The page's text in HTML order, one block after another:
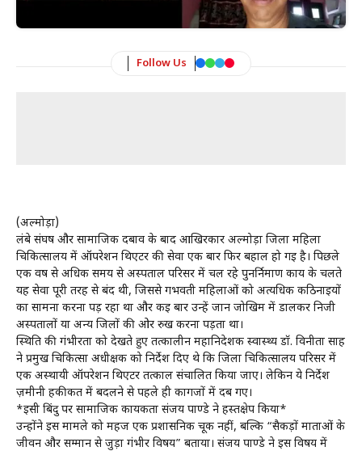
Follow Us
(अल्मोड़ा)
लंबे संघर्ष और सामाजिक दबाव के बाद आखिरकार अल्मोड़ा जिला महिला
चिकित्सालय में ऑपरेशन थिएटर की सेवा एक बार फिर बहाल हो गई है। पिछले
एक वर्ष से अधिक समय से अस्पताल परिसर में चल रहे पुनर्निर्माण कार्य के चलते
यह सेवा पूरी तरह से बंद थी, जिससे गर्भवती महिलाओं को अत्यधिक कठिनाइयों
का सामना करना पड़ रहा था और कई बार उन्हें जान जोखिम में डालकर निजी
अस्पतालों या अन्य जिलों की ओर रुख करना पड़ता था।
स्थिति की गंभीरता को देखते हुए तत्कालीन महानिदेशक स्वास्थ्य डॉ. विनीता साह
ने प्रमुख चिकित्सा अधीक्षक को निर्देश दिए थे कि जिला चिकित्सालय परिसर में
एक अस्थायी ऑपरेशन थिएटर तत्काल संचालित किया जाए। लेकिन ये निर्देश
ज़मीनी हकीकत में बदलने से पहले ही कागजों में दब गए।
*इसी बिंदु पर सामाजिक कार्यकर्ता संजय पाण्डे ने हस्तक्षेप किया*
उन्होंने इस मामले को महज एक प्रशासनिक चूक नहीं, बल्कि “सैकड़ों माताओं के
जीवन और सम्मान से जुड़ा गंभीर विषय” बताया। संजय पाण्डे ने इस विषय में